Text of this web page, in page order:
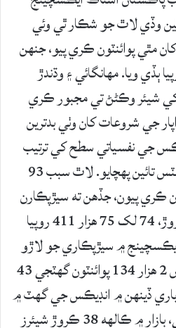
وڏي لاٿ جو شڪار ٿي وئي
انڊيڪس 2 هزار کان مٿي پوائنٽون ڪري پيو، جنهن
جا 332 ارب رپيا ٻڏي ويا. مهانگائي ۽ وڌندڙ
شيئر وڪڻڻ تي مجبور ڪري
جي شروعات کان وٺي بدترين
جي نفسياتي سطح کي ترتيب
سان 45 هزار ۽ 44 هزار پوائنٽس تائين پهچايو. لاٿ سبب 93
پيون، جڏهن ته سيڙپڪارن
جا 3 کرب، 32 ارب، 26 ڪروڙ، 74 لک 75 هزار 411 روپيا
۾ سيڙپڪاري جو لاڙو
ناڪاري رهيو. 100 انڊيڪس 2 هزار 134 پوائنٽون گهٽجي 43
ڪاروباري ڏينهن ۾ انڊيڪس جي گهٽ ۾
گهٽ سطح 43 هزار 89 رهي، بازار ۾ ڪالهه 38 ڪروڙ شيئرز